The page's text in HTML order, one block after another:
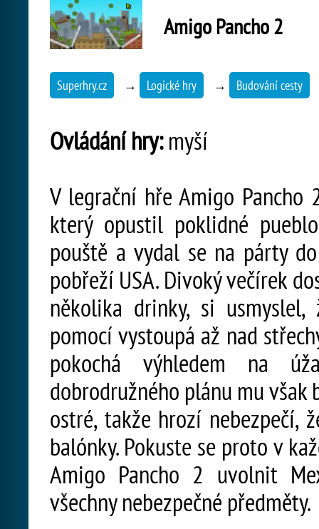
Amigo Pancho 2
Superhry.cz → Logické hry → Budování cesty
Ovládání hry:myší
V legrační hře Amigo Pancho
který opustil poklidné
pouště a vydal se na párty
pobřeží USA. Divoký večírek
několika drinky, si
pomocí vystoupá až nad
pokochá výhledem na
dobrodružného plánu mu
ostré, takže hrozí nebezpečí,
balónky. Pokuste se proto v
Amigo Pancho 2 uvolnit
všechny nebezpečné předměty.